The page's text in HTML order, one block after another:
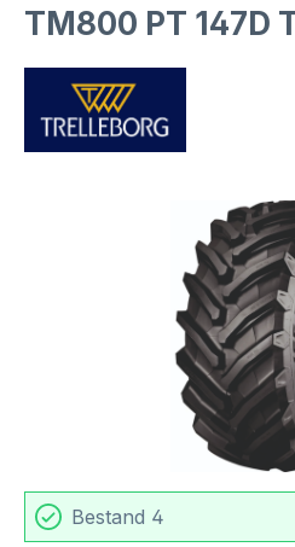
TM800 PT 147D
Bildergalerie überspringen
Bestand 4